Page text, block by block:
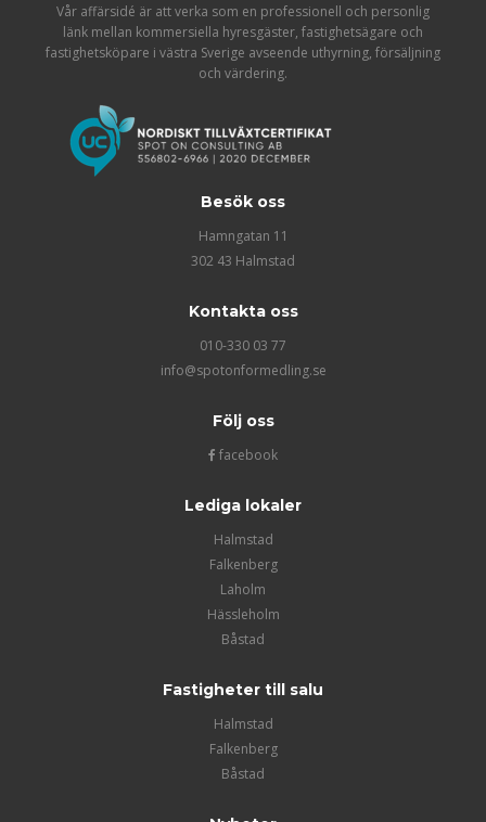
Vår affärsidé är att verka som en professionell och personlig
länk mellan kommersiella hyresgäster, fastighetsägare och
fastighetsköpare i västra Sverige avseende uthyrning, försäljning
och värdering.
Besök oss
Hamngatan 11
302 43 Halmstad
Kontakta oss
010-330 03 77
info@spotonformedling.se
Följ oss
facebook
Lediga lokaler
Halmstad
Falkenberg
Laholm
Hässleholm
Båstad
Fastigheter till salu
Halmstad
Falkenberg
Båstad